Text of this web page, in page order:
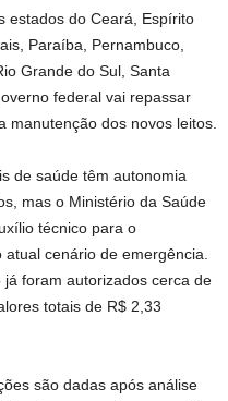
estados do Ceará, Espírito
Paraíba, Pernambuco,
Grande do Sul, Santa
federal vai repassar
manutenção dos novos leitos.
de saúde têm autonomia
mas o Ministério da Saúde
técnico para o
cenário de emergência.
foram autorizados cerca de
totais de R$ 2,33
são dadas após análise